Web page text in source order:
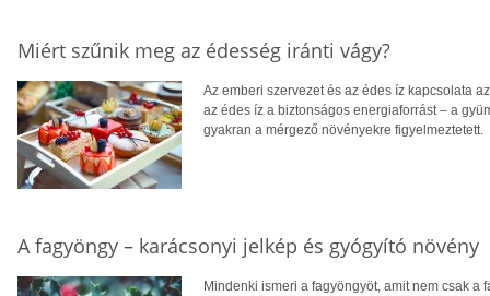
Miért szűnik meg az édesség iránti vágy?
Az emberi szervezet és az édes íz kapcsolata
az édes íz a biztonságos energiaforrást – a
gyakran a mérgező növényekre figyelmeztetett.
A fagyöngy – karácsonyi jelkép és gyógyító növény
Mindenki ismeri a fagyöngyöt, amit nem csak